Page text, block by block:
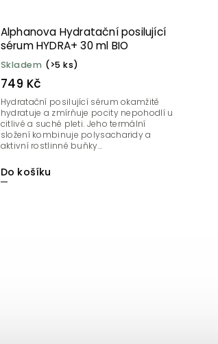
Alphanova Hydratační posilující
sérum HYDRA+ 30 ml BIO
Skladem (>5 ks)
749 Kč
Do košíku
Hydratační posilující sérum okamžitě
hydratuje a zmírňuje pocity nepohodlí u
citlivé a suché pleti. Jeho termální
složení kombinuje polysacharidy a
aktivní rostlinné buňky...